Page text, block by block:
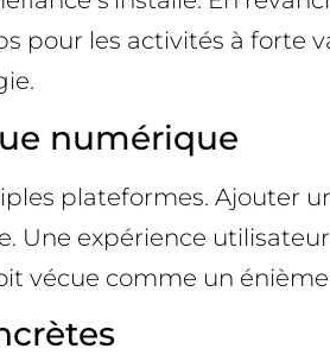
pour les activités à forte
numérique
plateformes. Ajouter
Une expérience
vécue comme un